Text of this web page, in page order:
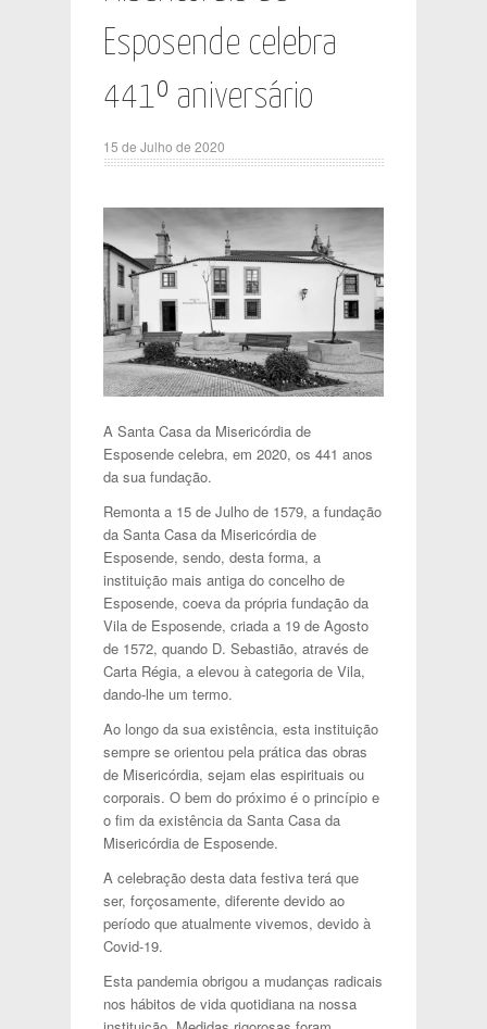
Esposende celebra
441º aniversário
15 de Julho de 2020
A Santa Casa da Misericórdia de
Esposende celebra, em 2020, os 441 anos
da sua fundação.
Remonta a 15 de Julho de 1579, a fundação
da Santa Casa da Misericórdia de
Esposende, sendo, desta forma, a
instituição mais antiga do concelho de
Esposende, coeva da própria fundação da
Vila de Esposende, criada a 19 de Agosto
de 1572, quando D. Sebastião, através de
Carta Régia, a elevou à categoria de Vila,
dando-lhe um termo.
Ao longo da sua existência, esta instituição
sempre se orientou pela prática das obras
de Misericórdia, sejam elas espirituais ou
corporais. O bem do próximo é o princípio e
o fim da existência da Santa Casa da
Misericórdia de Esposende.
A celebração desta data festiva terá que
ser, forçosamente, diferente devido ao
período que atualmente vivemos, devido à
Covid-19.
Esta pandemia obrigou a mudanças radicais
nos hábitos de vida quotidiana na nossa